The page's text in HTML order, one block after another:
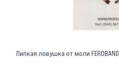
Липкая ловушка от моли FEROBAND